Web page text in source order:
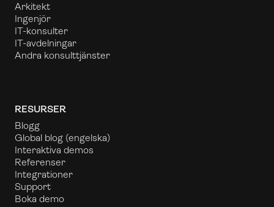
Arkitekt
Ingenjör
IT-konsulter
IT-avdelningar
Andra konsulttjänster
RESURSER
Blogg
Global blog (engelska)
Interaktiva demos
Referenser
Integrationer
Support
Boka demo